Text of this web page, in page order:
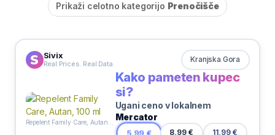
Prikaži celotno kategorijo Prenočišče
Sivix
Real Prices. Real Data Kranjska Gora
Kako pameten kupec
si?
Ugani ceno v lokalnem
Mercator
5,99 € 8,99 € 11,99 €